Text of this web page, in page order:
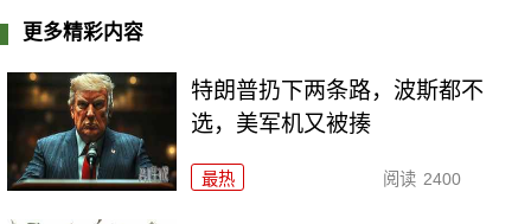
更多精彩内容
特朗普扔下两条路，波斯都不
选，美军机又被揍
最热 阅读 2400